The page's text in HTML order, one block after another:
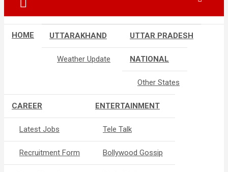
HOME UTTARAKHAND
Weather Update
UTTAR PRADESH
NATIONAL
Other States
CAREER
Latest Jobs
Recruitment Form
ENTERTAINMENT
Tele Talk
Bollywood Gossip